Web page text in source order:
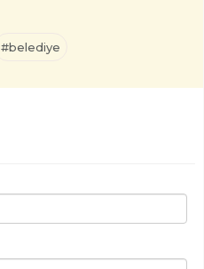
#belediye